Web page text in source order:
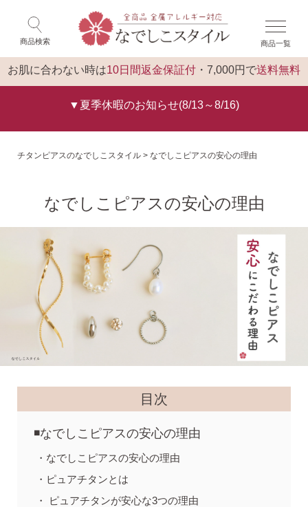
商品検索 商品一覧
お肌に合わない時は10日間返金保証付 ・7,000円で送料無料
▼夏季休暇のお知らせ(8/13～8/16)
閉じる
ゲスト 様 こんにちは
#新商品 #大粒ピアス
チタンピアスのなでしこスタイル なでしこピアスの安心の理由
なでしこピアスの安心の理由
目次
️なでしこピアスの安心の理由
なでしこピアスの安心の理由
ピュアチタンとは
ピュアチタンが安心な3つの理由